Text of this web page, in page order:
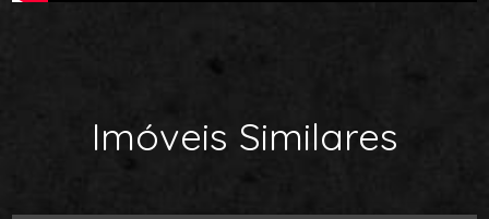
Imóveis Similares